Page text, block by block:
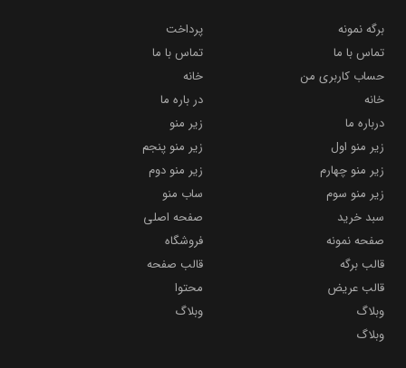
برگه نمونه
پرداخت
تماس با ما
تماس با ما
حساب کاربری من
خانه
خانه
در باره ما
درباره ما
زیر منو
زیر منو اول
زیر منو پنجم
زیر منو چهارم
زیر منو دوم
زیر منو سوم
ساب منو
سبد خرید
صفحه اصلی
صفحه نمونه
فروشگاه
قالب برگه
قالب صفحه
قالب عریض
محتوا
وبلاگ
وبلاگ
وبلاگ